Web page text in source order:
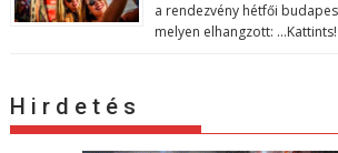
a rendezvény hétfői
melyen elhangzott: …
H i r d e t é s